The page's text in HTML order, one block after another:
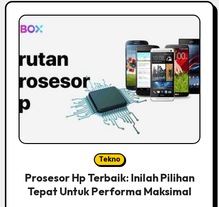
Tekno
Prosesor Hp Terbaik: Inilah Pilihan
Tepat Untuk Performa Maksimal